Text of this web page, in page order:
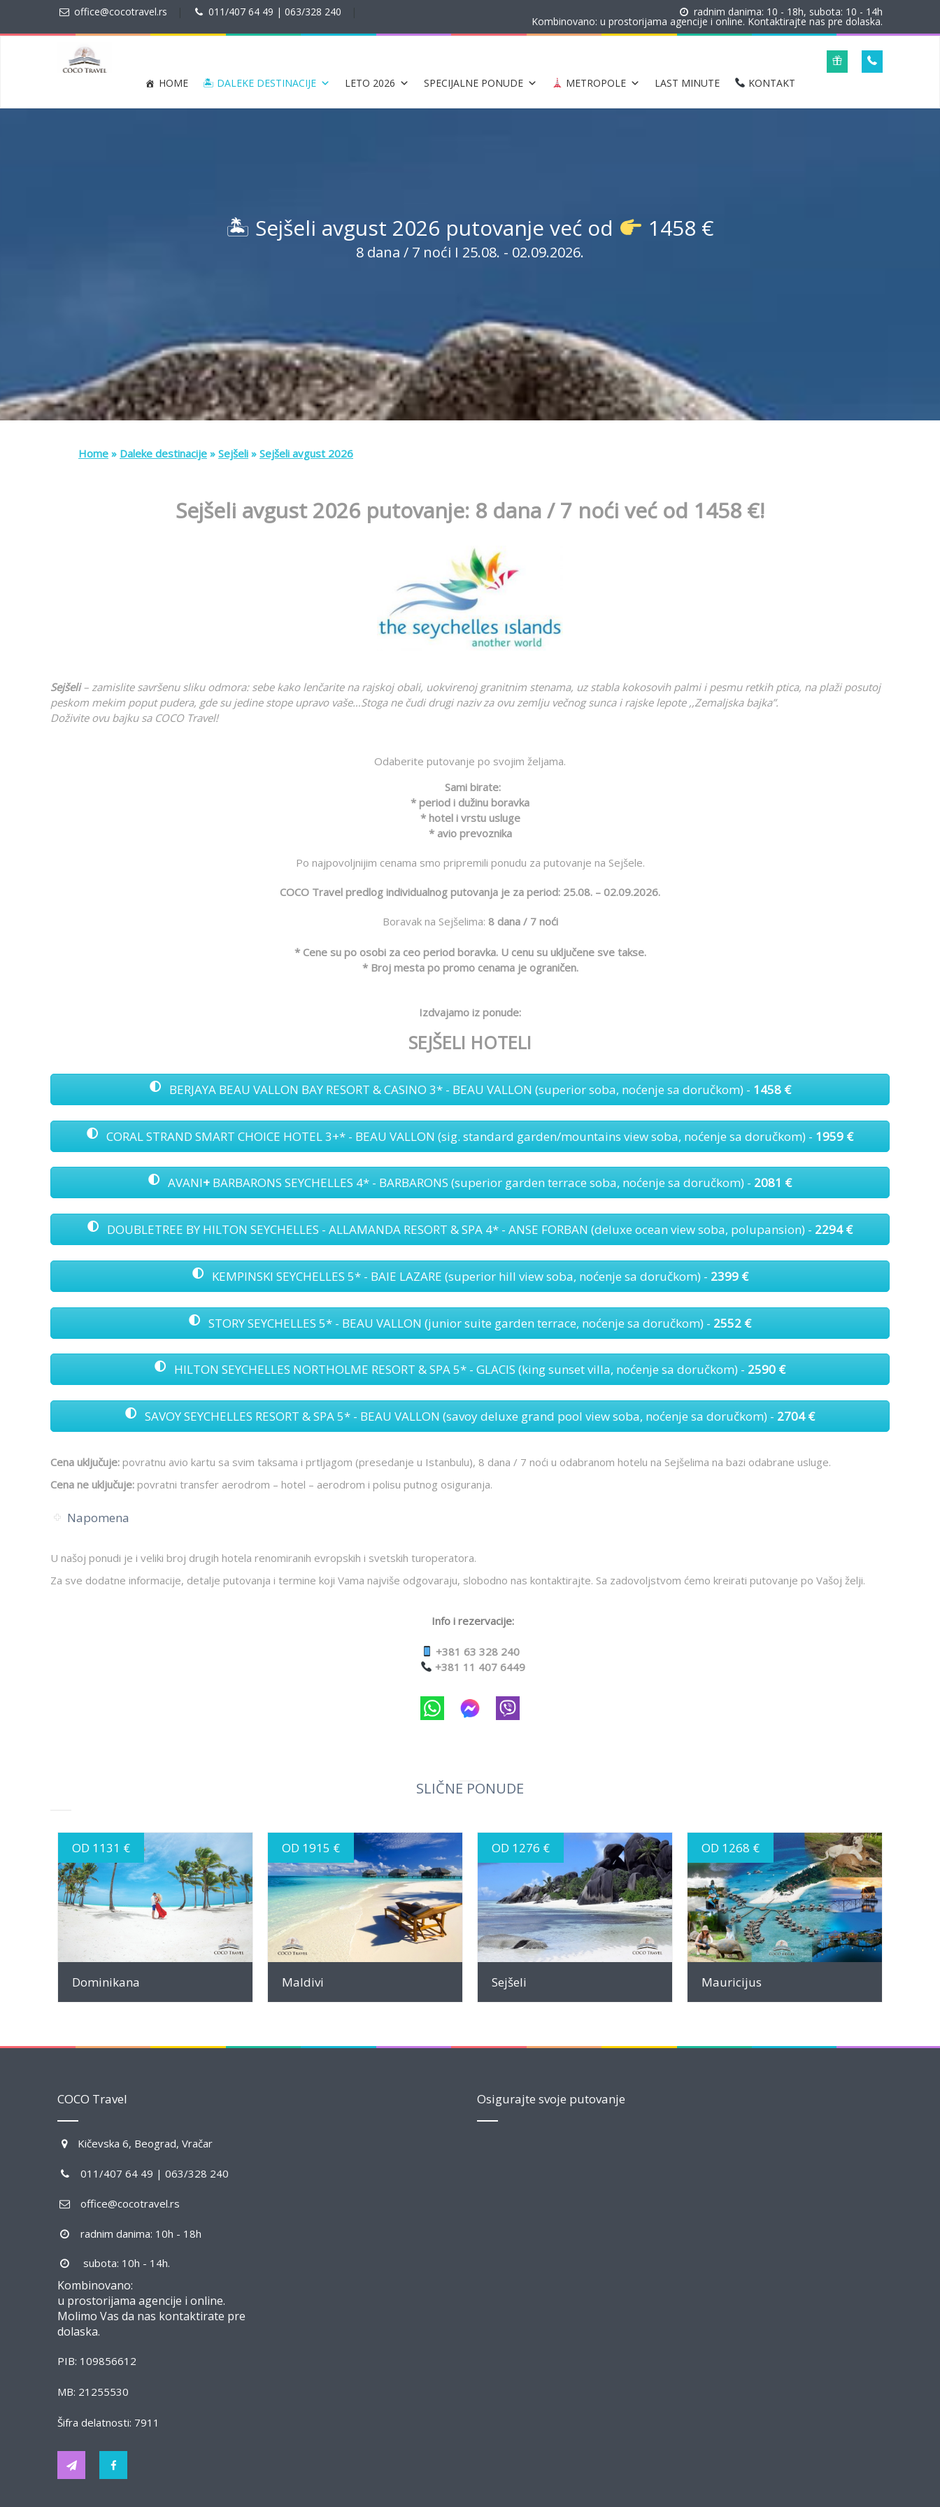
office@cocotravel.rs 011/407 64 49 | 063/328 240 radnim danima: 10 - 18h, subota: 10 - 14h
Kombinovano: u prostorijama agencije i online. Kontaktirajte nas pre dolaska.
HOME 🏝 DALEKE DESTINACIJE LETO 2026 SPECIJALNE PONUDE METROPOLE LAST MINUTE KONTAKT
🏝 Sejšeli avgust 2026 putovanje već od 1458 €
8 dana / 7 noći I 25.08. - 02.09.2026.
Home » Daleke destinacije » Sejšeli » Sejšeli avgust 2026
Sejšeli avgust 2026 putovanje: 8 dana / 7 noći već od 1458 €!
Sejšeli– zamislite savršenu sliku odmora: sebe kako lenčarite na rajskoj obali, uokvirenoj granitnim stenama, uz stabla kokosovih palmi i pesmu retkih ptica, na plaži posutoj
peskom mekim poput pudera, gde su jedine stope upravo vaše…Stoga ne čudi drugi naziv za ovu zemlju večnog sunca i rajske lepote ,,Zemaljska bajka”.
Doživite ovu bajku sa COCO Travel!
Odaberite putovanje po svojim željama.
Sami birate:
* period i dužinu boravka
* hotel i vrstu usluge
* avio prevoznika
Po najpovoljnijim cenama smo pripremili ponudu za putovanje na Sejšele.
COCO Travel predlog individualnog putovanja je za period: 25.08. – 02.09.2026.
Boravak na Sejšelima: 8 dana / 7 noći
* Cene su po osobi za ceo period boravka. U cenu su uključene sve takse.
* Broj mesta po promo cenama je ograničen.
Izdvajamo iz ponude:
SEJŠELI HOTELI
BERJAYA BEAU VALLON BAY RESORT & CASINO 3* - BEAU VALLON (superior soba, noćenje sa doručkom) - 1458 €
CORAL STRAND SMART CHOICE HOTEL 3+* - BEAU VALLON (sig. standard garden/mountains view soba, noćenje sa doručkom) - 1959 €
AVANI+ BARBARONS SEYCHELLES 4* - BARBARONS (superior garden terrace soba, noćenje sa doručkom) - 2081 €
DOUBLETREE BY HILTON SEYCHELLES - ALLAMANDA RESORT & SPA 4* - ANSE FORBAN (deluxe ocean view soba, polupansion) - 2294 €
KEMPINSKI SEYCHELLES 5* - BAIE LAZARE (superior hill view soba, noćenje sa doručkom) - 2399 €
STORY SEYCHELLES 5* - BEAU VALLON (junior suite garden terrace, noćenje sa doručkom) - 2552 €
HILTON SEYCHELLES NORTHOLME RESORT & SPA 5* - GLACIS (king sunset villa, noćenje sa doručkom) - 2590 €
SAVOY SEYCHELLES RESORT & SPA 5* - BEAU VALLON (savoy deluxe grand pool view soba, noćenje sa doručkom) - 2704 €
Cena uključuje: povratnu avio kartu sa svim taksama i prtljagom (presedanje u Istanbulu), 8 dana / 7 noći u odabranom hotelu na Sejšelima na bazi odabrane usluge.
Cena ne uključuje: povratni transfer aerodrom – hotel – aerodrom i polisu putnog osiguranja.
Napomena
U našoj ponudi je i veliki broj drugih hotela renomiranih evropskih i svetskih turoperatora.
Za sve dodatne informacije, detalje putovanja i termine koji Vama najviše odgovaraju, slobodno nas kontaktirajte. Sa zadovoljstvom ćemo kreirati putovanje po Vašoj želji.
Info i rezervacije:
+381 63 328 240
+381 11 407 6449
SLIČNE PONUDE
OD 1131 €
INFO
Dominikana
OD 1915 €
INFO
Maldivi
OD 1276 €
INFO
Sejšeli
OD 1268 €
INFO
Mauricijus
COCO Travel
Kičevska 6, Beograd, Vračar
011/407 64 49 | 063/328 240
office@cocotravel.rs
radnim danima: 10h - 18h
subota: 10h - 14h.
Kombinovano:
u prostorijama agencije i online.
Molimo Vas da nas kontaktirate pre
dolaska.
PIB: 109856612
MB: 21255530
Šifra delatnosti: 7911
Osigurajte svoje putovanje